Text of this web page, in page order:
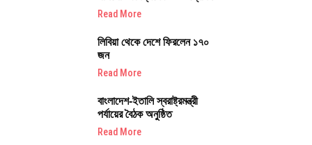
Read More
লিবিয়া থেকে দেশে ফিরলেন ১৭০
জন
Read More
বাংলাদেশ-ইতালি স্বরাষ্ট্রমন্ত্রী
পর্যায়ের বৈঠক অনুষ্ঠিত
Read More